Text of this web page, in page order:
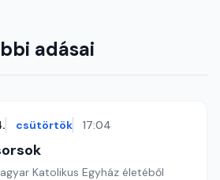
adásai
csütörtök 17:04
Katolikus Egyház életéből